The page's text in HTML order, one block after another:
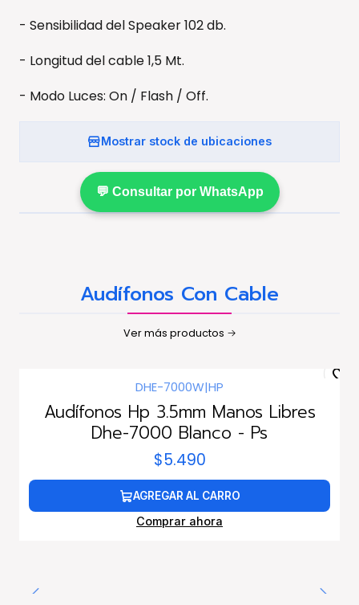
- Sensibilidad del Speaker 102 db.
- Longitud del cable 1,5 Mt.
- Modo Luces: On / Flash / Off.
Mostrar stock de ubicaciones
💬 Consultar por WhatsApp
Audífonos Con Cable
Ver más productos
DHE-7000W|HP
Audífonos Hp 3.5mm Manos Libres
Dhe-7000 Blanco - Ps
$5.490
AGREGAR AL CARRO
Comprar ahora